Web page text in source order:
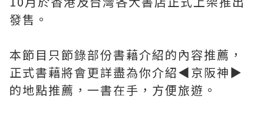
發售。
本節目只節錄部份書藉介紹的內容推薦，
正式書藉將會更詳盡為你介紹◀︎京阪神▶︎
的地點推薦，一書在手，方便旅遊。